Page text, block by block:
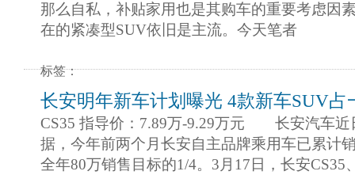
那么自私，补贴家用也是其购车的重要考虑因
在的紧凑型SUV依旧是主流。今天笔者
标签：
长安明年新车计划曝光 4款新车SUV占
CS35 指导价：7.89万-9.29万元 长安汽车近
据，今年前两个月长安自主品牌乘用车已累计
全年80万销售目标的1/4。3月17日，长安CS35